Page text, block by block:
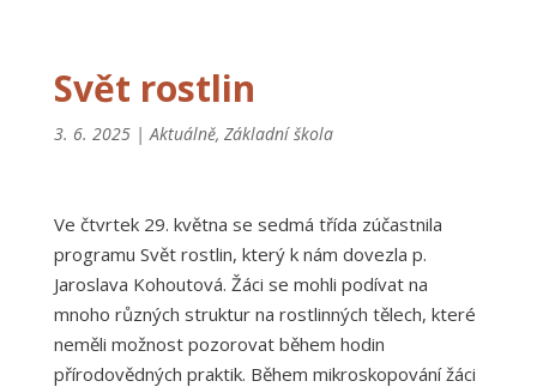
Svět rostlin
3. 6. 2025| Aktuálně, Základní škola
Ve čtvrtek 29. května se sedmá třída zúčastnila
programu Svět rostlin, který k nám dovezla p.
Jaroslava Kohoutová. Žáci se mohli podívat na
mnoho různých struktur na rostlinných tělech, které
neměli možnost pozorovat během hodin
přírodovědných praktik. Během mikroskopování žáci